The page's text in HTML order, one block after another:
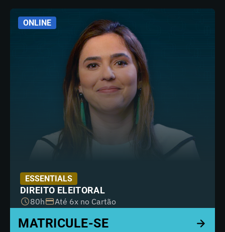
ONLINE
ESSENTIALS
DIREITO ELEITORAL
80h Até 6x no Cartão